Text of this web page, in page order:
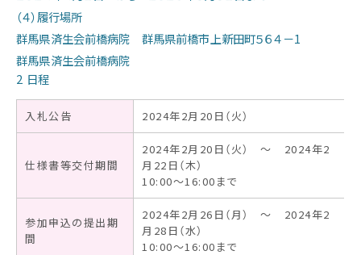
医療技術部門のご案内
お知らせ
（４）履行場所
群馬県済生会前橋病院 群馬県前橋市上新田町５６４－1
群馬県済生会前橋病院
2 日程
入札公告 2024年2月20日（火）
仕様書等交付期間
2024年2月20日（火） ～ 2024年2
月22日（木）
10:00～16:00まで
参加申込の提出期
間
2024年2月26日（月） ～ 2024年2
月28日（水）
10:00～16:00まで